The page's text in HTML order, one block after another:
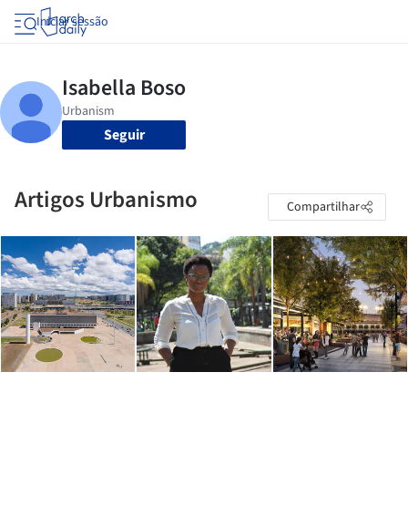
Iniciar sessão
Seguir
Artigos Urbanismo Compartilhar